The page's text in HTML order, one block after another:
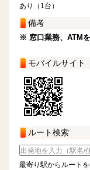
あり（1台）
備考
※ 窓口業務、ATM
モバイルサイト
ルート検索
最寄り駅からルート